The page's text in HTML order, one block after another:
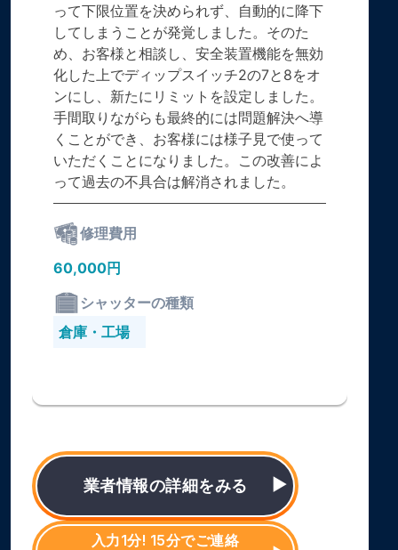
って下限位置を決められず、自動的に降下
してしまうことが発覚しました。そのた
め、お客様と相談し、安全装置機能を無効
化した上でディップスイッチ2の7と8をオ
ンにし、新たにリミットを設定しました。
手間取りながらも最終的には問題解決へ導
くことができ、お客様には様子見で使って
いただくことになりました。この改善によ
って過去の不具合は解消されました。
修理費用
60,000円
シャッターの種類
倉庫・工場
業者情報の詳細をみる
入力1分! 15分でご連絡